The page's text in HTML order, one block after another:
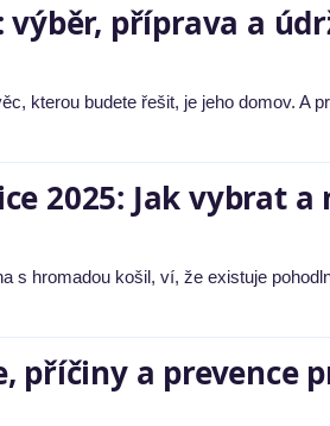
výběr, příprava a
kterou budete řešit, je jeho domov. A
2025: Jak vybrat a
s hromadou košil, ví, že existuje
příčiny a prevence